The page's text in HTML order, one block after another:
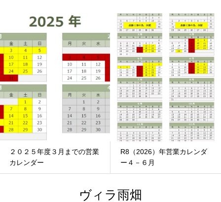
２０２５年度３月までの営業
カレンダー
R8（2026）年営業カレンダ
ー４－６月
ヴィラ雨畑